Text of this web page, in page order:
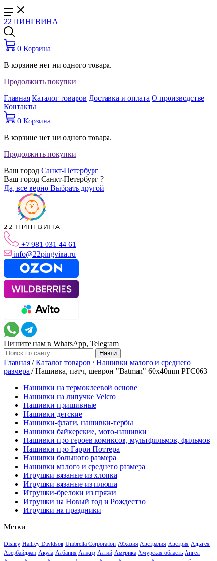
22 ПИНГВИНА
0 Корзина
В корзине нет ни одного товара.
Продолжить покупки
Главная Каталог товаров Доставка и оплата О производстве
Контакты
0 Корзина
В корзине нет ни одного товара.
Продолжить покупки
Ваш город Санкт-Петербург
Ваш город Санкт-Петербург ?
Да, все верно Выбрать другой
+7 981 031 44 61
info@22pingvina.ru
Пишите нам в WhatsApp, Telegram
Главная /Каталог товаров /Нашивки малого и среднего
размера /Нашивка, патч, шеврон "Batman" 60x40mm PTC063
Нашивки на термоклеевой основе
Нашивки на липучке Velcro
Нашивки пришивные
Нашивки детские
Нашивки-флаги, нашивки-гербы
Нашивки байкерские, мото-нашивки
Нашивки про героев комиксов, мультфильмов, фильмов
Нашивки про Гарри Поттера
Нашивки большого размера
Нашивки малого и среднего размера
Игрушки вязаные из хлопка
Игрушки вязаные из плюша
Игрушки-брелоки из пряжи
Игрушки на Новый год и Рождество
Игрушки на праздники
Метки
Disney Harlrey Davidson Umbrella Corporation Абхазия Австралия Австрия Адыгея
Азербайджан Акула Албания Алжир Алтай Америка Амурская область Ангел